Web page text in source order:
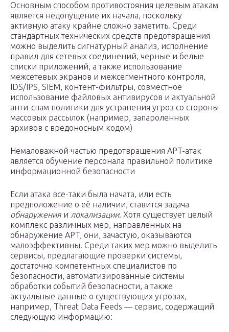
Основным способом противостояния целевым атакам
является недопущение их начала, поскольку
активную атаку крайне сложно заметить. Среди
стандартных технических средств предотвращения
можно выделить сигнатурный анализ, исполнение
правил для сетевых соединений, черные и белые
списки приложений, а также использование
межсетевых экранов и межсегментного контроля,
IDS/IPS, SIEM, контент-фильтры, совместное
использование файловых антивирусов и актуальной
анти-спам политики для устранения угроз со стороны
массовых рассылок (например, запароленных
архивов с вредоносным кодом)
Немаловажной частью предотвращения APT-атак
является обучение персонала правильной политике
информационной безопасности
Если атака все-таки была начата, или есть
предположение о её наличии, ставится задача
обнаружения и локализации. Хотя существует целый
комплекс различных мер, направленных на
обнаружение APT, они, зачастую, оказываются
малоэффективны. Среди таких мер можно выделить
сервисы, предлагающие проверки системы,
достаточно компетентных специалистов по
безопасности, автоматизированные системы
обработки событий безопасности, а также
актуальные данные о существующих угрозах,
например, Threat Data Feeds — сервис, содержащий
следующую информацию: